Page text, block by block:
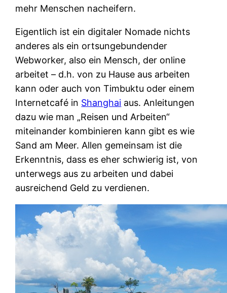
mehr Menschen nacheifern.
Eigentlich ist ein digitaler Nomade nichts
anderes als ein ortsungebundender
Webworker, also ein Mensch, der online
arbeitet – d.h. von zu Hause aus arbeiten
kann oder auch von Timbuktu oder einem
Internetcafé in Shanghai aus. Anleitungen
dazu wie man „Reisen und Arbeiten“
miteinander kombinieren kann gibt es wie
Sand am Meer. Allen gemeinsam ist die
Erkenntnis, dass es eher schwierig ist, von
unterwegs aus zu arbeiten und dabei
ausreichend Geld zu verdienen.